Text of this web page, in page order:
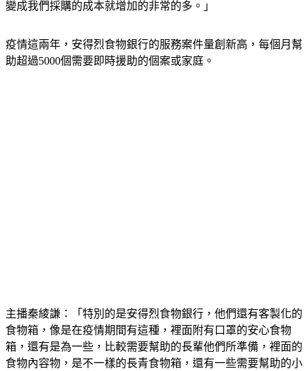
物資，它的價格可能比以往大概增加了7%到40%左右，所以
疫情這兩年，安得烈食物銀行的服務案件量創新高，每個月幫
主播秦綾謙：「特別的是安得烈食物銀行，他們還有客製化的
食物箱，像是在疫情期間有這種，裡面附有口罩的安心食物
箱，還有是為一些，比較需要幫助的長輩他們所準備，裡面的